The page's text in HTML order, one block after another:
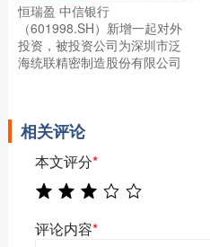
恒瑞盈 中信银行
（601998.SH）新增一起对外
投资，被投资公司为深圳市泛
海统联精密制造股份有限公司
相关评论
本文评分*
评论内容*